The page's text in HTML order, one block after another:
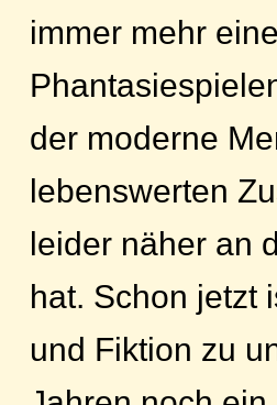
immer mehr
der moderne
lebenswerten
leider näher an
hat. Schon jetzt
und Fiktion zu